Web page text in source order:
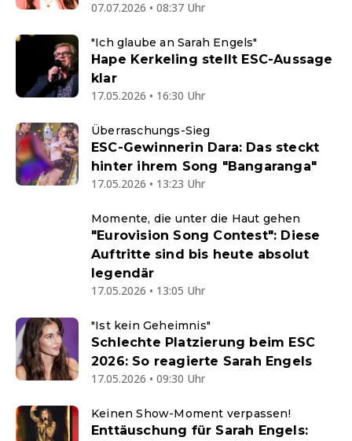
07.07.2026 • 08:37 Uhr
"Ich glaube an Sarah Engels"
Hape Kerkeling stellt ESC-Aussage
klar
17.05.2026 • 16:30 Uhr
Überraschungs-Sieg
ESC-Gewinnerin Dara: Das steckt
hinter ihrem Song "Bangaranga"
17.05.2026 • 13:23 Uhr
Momente, die unter die Haut gehen
"Eurovision Song Contest": Diese
Auftritte sind bis heute absolut
legendär
17.05.2026 • 13:05 Uhr
"Ist kein Geheimnis"
Schlechte Platzierung beim ESC
2026: So reagierte Sarah Engels
17.05.2026 • 09:30 Uhr
Keinen Show-Moment verpassen!
Enttäuschung für Sarah Engels: